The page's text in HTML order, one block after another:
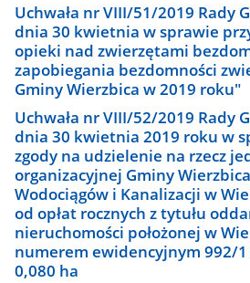
Uchwała nr VIII/51/2019 Rady
dnia 30 kwietnia w sprawie
opieki nad zwierzętami
zapobiegania bezdomności
Gminy Wierzbica w 2019 roku"
Uchwała nr VIII/52/2019 Rady
dnia 30 kwietnia 2019 roku w
zgody na udzielenie na rzecz
organizacyjnej Gminy
Wodociągów i Kanalizacji w
od opłat rocznych z tytułu
nieruchomości położonej w
numerem ewidencyjnym 992/
0,080 ha